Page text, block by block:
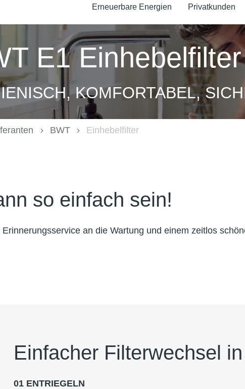
Erneuerbare Energien Privatkunden
E1 Einhebelfilter
KOMFORTABEL,
BWT Einhebelfilter
so einfach sein!
an die Wartung und einem zeitlos
Einfacher Filterwechsel
01 ENTRIEGELN